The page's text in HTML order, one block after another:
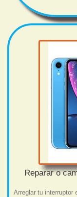
Reparar o
Arreglar tu interruptor